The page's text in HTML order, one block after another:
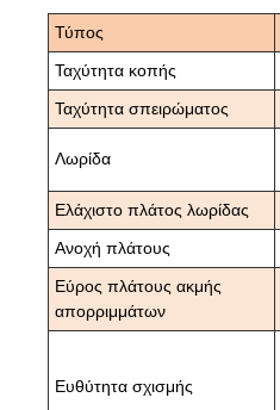
Τύπος
Ταχύτητα κοπής
Ταχύτητα σπειρώματος
Λωρίδα
Ελάχιστο πλάτος λωρίδας
Ανοχή πλάτους
Εύρος πλάτους ακμής
απορριμμάτων
Ευθύτητα σχισμής